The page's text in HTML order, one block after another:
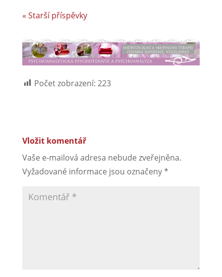
« Starší příspěvky
Počet zobrazení: 223
Vložit komentář
Vaše e-mailová adresa nebude zveřejněna.
Vyžadované informace jsou označeny*